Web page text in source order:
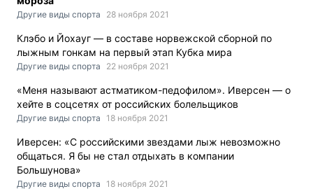
Другие виды спорта 28 ноября 2021
Клэбо и Йохауг — в составе норвежской сборной по
лыжным гонкам на первый этап Кубка мира
Другие виды спорта 22 ноября 2021
«Меня называют астматиком-педофилом». Иверсен — о
хейте в соцсетях от российских болельщиков
Другие виды спорта 18 ноября 2021
Иверсен: «С российскими звездами лыж невозможно
общаться. Я бы не стал отдыхать в компании
Большунова»
Другие виды спорта 18 ноября 2021